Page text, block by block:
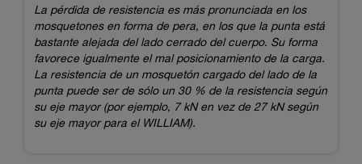
La pérdida de resistencia es más pronunciada en los
mosquetones en forma de pera, en los que la punta está
bastante alejada del lado cerrado del cuerpo. Su forma
favorece igualmente el mal posicionamiento de la carga.
La resistencia de un mosquetón cargado del lado de la
punta puede ser de sólo un 30 % de la resistencia según
su eje mayor (por ejemplo, 7 kN en vez de 27 kN según
su eje mayor para el WILLIAM).